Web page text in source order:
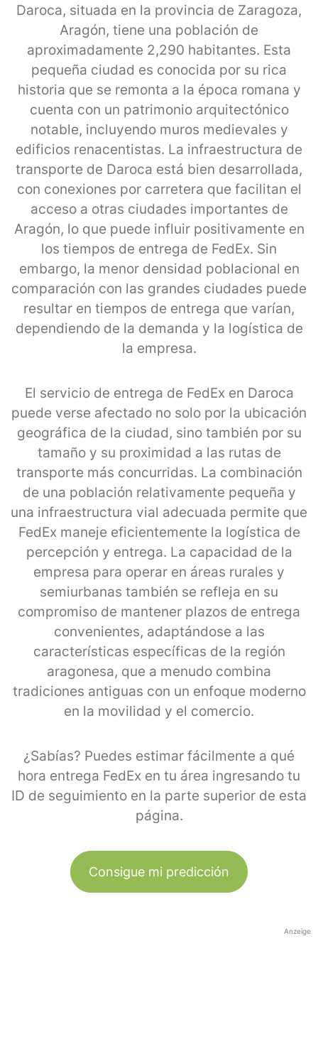
Daroca, situada en la provincia de Zaragoza,
Aragón, tiene una población de
aproximadamente 2,290 habitantes. Esta
pequeña ciudad es conocida por su rica
historia que se remonta a la época romana y
cuenta con un patrimonio arquitectónico
notable, incluyendo muros medievales y
edificios renacentistas. La infraestructura de
transporte de Daroca está bien desarrollada,
con conexiones por carretera que facilitan el
acceso a otras ciudades importantes de
Aragón, lo que puede influir positivamente en
los tiempos de entrega de FedEx. Sin
embargo, la menor densidad poblacional en
comparación con las grandes ciudades puede
resultar en tiempos de entrega que varían,
dependiendo de la demanda y la logística de
la empresa.
El servicio de entrega de FedEx en Daroca
puede verse afectado no solo por la ubicación
geográfica de la ciudad, sino también por su
tamaño y su proximidad a las rutas de
transporte más concurridas. La combinación
de una población relativamente pequeña y
una infraestructura vial adecuada permite que
FedEx maneje eficientemente la logística de
percepción y entrega. La capacidad de la
empresa para operar en áreas rurales y
semiurbanas también se refleja en su
compromiso de mantener plazos de entrega
convenientes, adaptándose a las
características específicas de la región
aragonesa, que a menudo combina
tradiciones antiguas con un enfoque moderno
en la movilidad y el comercio.
¿Sabías? Puedes estimar fácilmente a qué
hora entrega FedEx en tu área ingresando tu
ID de seguimiento en la parte superior de esta
página.
Consigue mi predicción
Anzeige